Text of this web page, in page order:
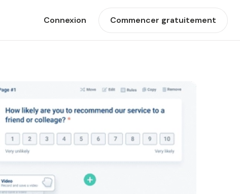
Connexion Commencer gratuitement